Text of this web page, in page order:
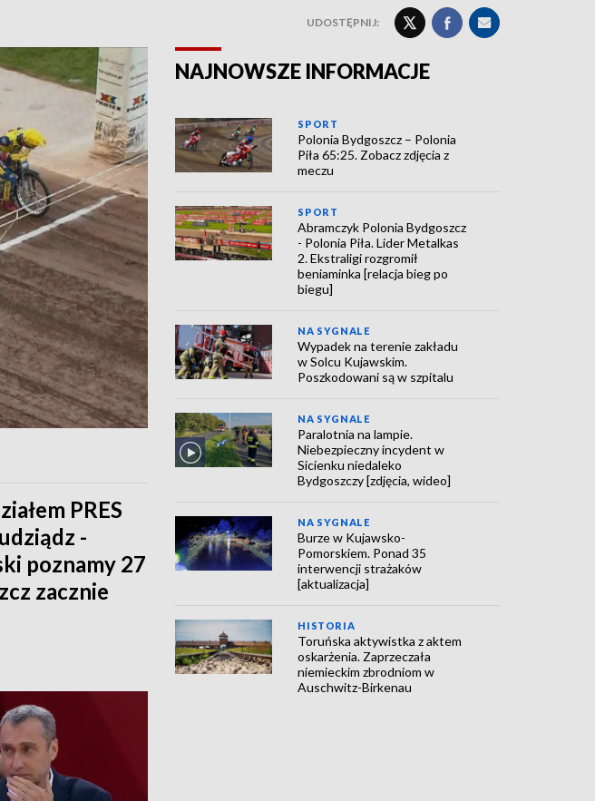
UDOSTĘPNIJ:
PRES
-
poznamy 27
zacznie
NAJNOWSZE INFORMACJE
SPORT
Polonia Bydgoszcz – Polonia
Piła 65:25. Zobacz zdjęcia z
meczu
SPORT
Abramczyk Polonia Bydgoszcz
- Polonia Piła. Lider Metalkas
2. Ekstraligi rozgromił
beniaminka [relacja bieg po
biegu]
NA SYGNALE
Wypadek na terenie zakładu
w Solcu Kujawskim.
Poszkodowani są w szpitalu
NA SYGNALE
Paralotnia na lampie.
Niebezpieczny incydent w
Sicienku niedaleko
Bydgoszczy [zdjęcia, wideo]
NA SYGNALE
Burze w Kujawsko-
Pomorskiem. Ponad 35
interwencji strażaków
[aktualizacja]
HISTORIA
Toruńska aktywistka z aktem
oskarżenia. Zaprzeczała
niemieckim zbrodniom w
Auschwitz-Birkenau